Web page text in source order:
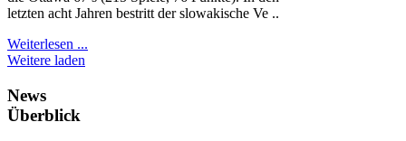
letzten acht Jahren bestritt der slowakische Ve ..
Weiterlesen ...
Weitere laden
News
Überblick